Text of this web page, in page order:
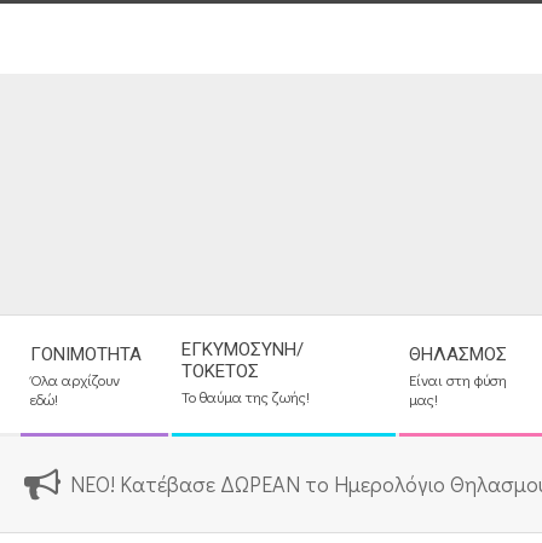
Navigation
Menu
ΓΟΝΙΜΌΤΗΤΑ
Όλα αρχίζουν
εδώ!
ΕΓΚΥΜΟΣΎΝΗ/
ΤΟΚΕΤΌΣ
Το θαύμα της ζωής!
ΘΗΛΑΣΜΌΣ
Είναι στη φύση
μας!
ΝΕΟ! Κατέβασε ΔΩΡΕΑΝ το Ημερολόγιο